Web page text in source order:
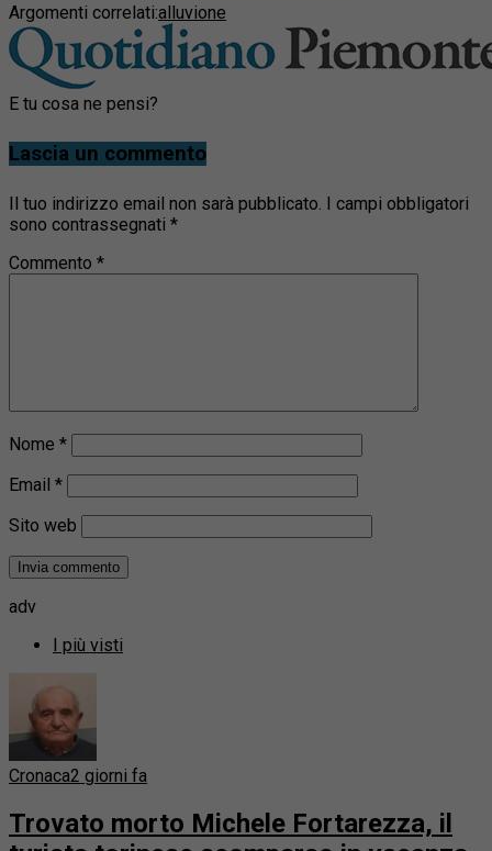
Argomenti correlati:alluvione
E tu cosa ne pensi?
Lascia un commento
Il tuo indirizzo email non sarà pubblicato. I campi obbligatori
sono contrassegnati *
Commento *
Nome *
Email *
Sito web
adv
I più visti
Cronaca2 giorni fa
Trovato morto Michele Fortarezza, il